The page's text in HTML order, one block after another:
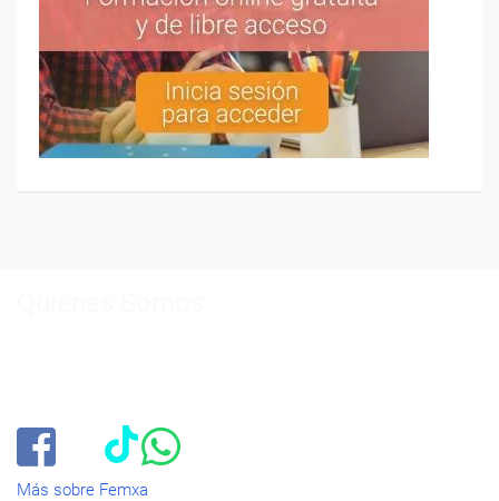
Más sobre Femxa